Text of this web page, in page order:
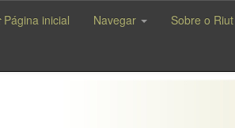
Página inicial Navegar Sobre o Riut